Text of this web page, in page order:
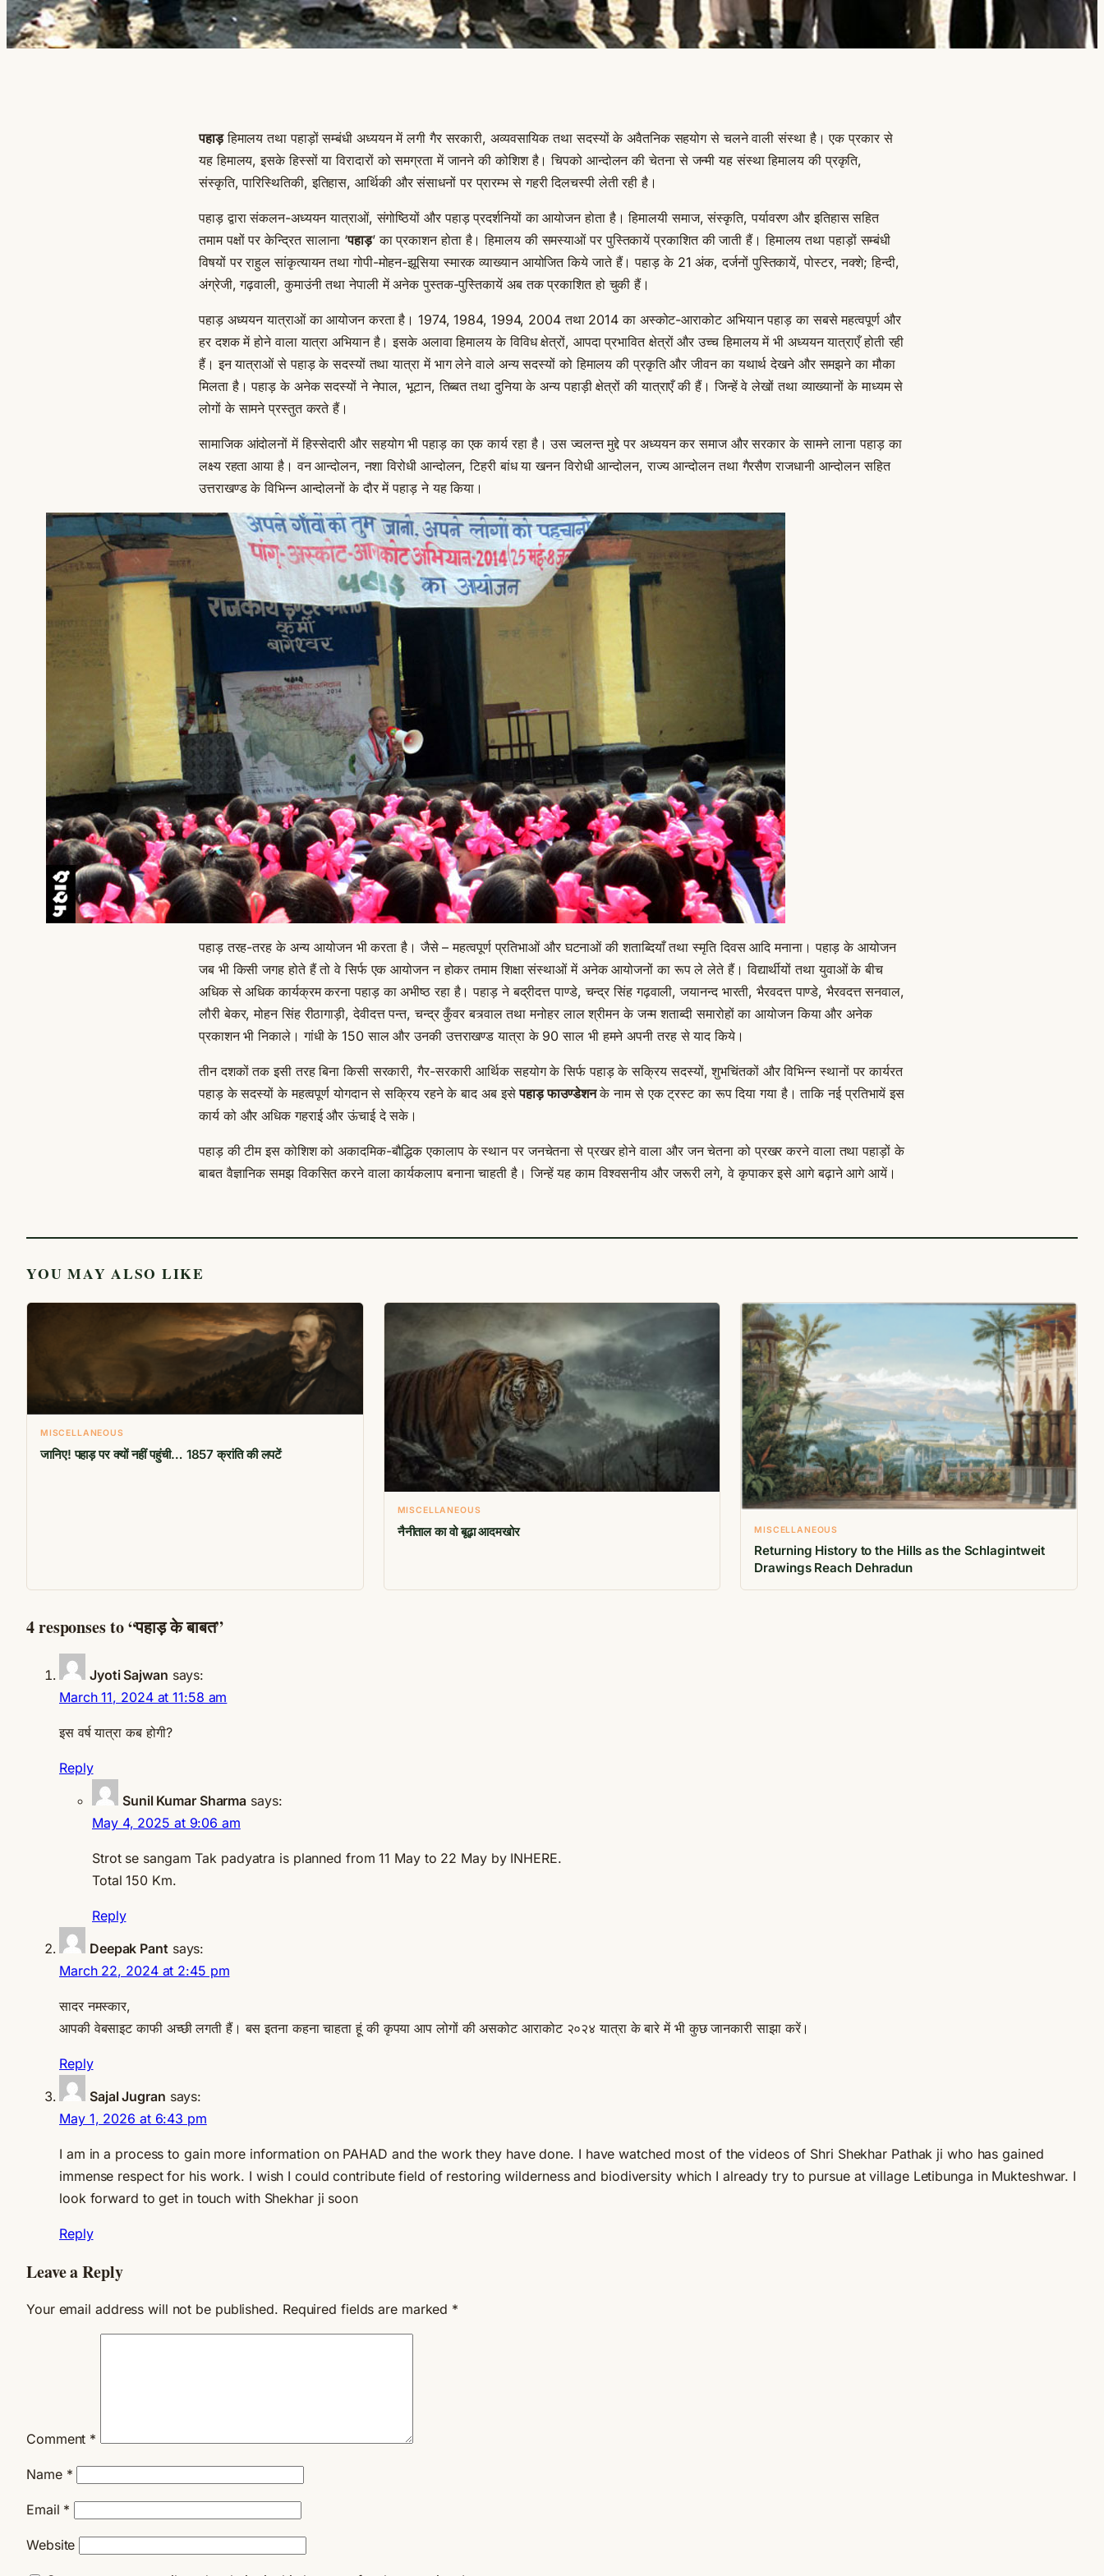
पहाड़हिमालय तथा पहाड़ों सम्बंधी अध्ययन में लगी गैर सरकारी, अव्यवसायिक तथा सदस्यों के अवैतनिक सहयोग से चलने वाली संस्था है। एक प्रकार से
यह हिमालय, इसके हिस्सों या विरादारों को समग्रता में जानने की कोशिश है। चिपको आन्दोलन की चेतना से जन्मी यह संस्था हिमालय की प्रकृति,
संस्कृति, पारिस्थितिकी, इतिहास, आर्थिकी और संसाधनों पर प्रारम्भ से गहरी दिलचस्पी लेती रही है।
पहाड़ द्वारा संकलन-अध्ययन यात्राओं, संगोष्ठियों और पहाड़ प्रदर्शनियों का आयोजन होता है। हिमालयी समाज, संस्कृति, पर्यावरण और इतिहास सहित
तमाम पक्षों पर केन्द्रित सालाना ‘पहाड़’ का प्रकाशन होता है। हिमालय की समस्याओं पर पुस्तिकायें प्रकाशित की जाती हैं। हिमालय तथा पहाड़ों सम्बंधी
विषयों पर राहुल सांकृत्यायन तथा गोपी-मोहन-झूसिया स्मारक व्याख्यान आयोजित किये जाते हैं। पहाड़ के 21 अंक, दर्जनों पुस्तिकायें, पोस्टर, नक्शे; हिन्दी,
अंग्रेजी, गढ़वाली, कुमाउंनी तथा नेपाली में अनेक पुस्तक-पुस्तिकायें अब तक प्रकाशित हो चुकी हैं।
पहाड़ अध्ययन यात्राओं का आयोजन करता है। 1974, 1984, 1994, 2004 तथा 2014 का अस्कोट-आराकोट अभियान पहाड़ का सबसे महत्वपूर्ण और
हर दशक में होने वाला यात्रा अभियान है। इसके अलावा हिमालय के विविध क्षेत्रों, आपदा प्रभावित क्षेत्रों और उच्च हिमालय में भी अध्ययन यात्राएँ होती रही
हैं। इन यात्राओं से पहाड़ के सदस्यों तथा यात्रा में भाग लेने वाले अन्य सदस्यों को हिमालय की प्रकृति और जीवन का यथार्थ देखने और समझने का मौका
मिलता है। पहाड़ के अनेक सदस्यों ने नेपाल, भूटान, तिब्बत तथा दुनिया के अन्य पहाड़ी क्षेत्रों की यात्राएँ की हैं। जिन्हें वे लेखों तथा व्याख्यानों के माध्यम से
लोगों के सामने प्रस्तुत करते हैं।
सामाजिक आंदोलनों में हिस्सेदारी और सहयोग भी पहाड़ का एक कार्य रहा है। उस ज्वलन्त मुद्दे पर अध्ययन कर समाज और सरकार के सामने लाना पहाड़ का
लक्ष्य रहता आया है। वन आन्दोलन, नशा विरोधी आन्दोलन, टिहरी बांध या खनन विरोधी आन्दोलन, राज्य आन्दोलन तथा गैरसैण राजधानी आन्दोलन सहित
उत्तराखण्ड के विभिन्न आन्दोलनों के दौर में पहाड़ ने यह किया।
पहाड़ तरह-तरह के अन्य आयोजन भी करता है। जैसे – महत्वपूर्ण प्रतिभाओं और घटनाओं की शताब्दियाँ तथा स्मृति दिवस आदि मनाना। पहाड़ के आयोजन
जब भी किसी जगह होते हैं तो वे सिर्फ एक आयोजन न होकर तमाम शिक्षा संस्थाओं में अनेक आयोजनों का रूप ले लेते हैं। विद्यार्थीयों तथा युवाओं के बीच
अधिक से अधिक कार्यक्रम करना पहाड़ का अभीष्ठ रहा है। पहाड़ ने बद्रीदत्त पाण्डे, चन्द्र सिंह गढ़वाली, जयानन्द भारती, भैरवदत्त पाण्डे, भैरवदत्त सनवाल,
लौरी बेकर, मोहन सिंह रीठागाड़ी, देवीदत्त पन्त, चन्द्र कुँवर बत्र्वाल तथा मनोहर लाल श्रीमन के जन्म शताब्दी समारोहों का आयोजन किया और अनेक
प्रकाशन भी निकाले। गांधी के 150 साल और उनकी उत्तराखण्ड यात्रा के 90 साल भी हमने अपनी तरह से याद किये।
तीन दशकों तक इसी तरह बिना किसी सरकारी, गैर-सरकारी आर्थिक सहयोग के सिर्फ पहाड़ के सक्रिय सदस्यों, शुभचिंतकों और विभिन्न स्थानों पर कार्यरत
पहाड़ के सदस्यों के महत्वपूर्ण योगदान से सक्रिय रहने के बाद अब इसेपहाड़ फाउण्डेशनके नाम से एक ट्रस्ट का रूप दिया गया है। ताकि नई प्रतिभायें इस
कार्य को और अधिक गहराई और ऊंचाई दे सके।
पहाड़ की टीम इस कोशिश को अकादमिक-बौद्धिक एकालाप के स्थान पर जनचेतना से प्रखर होने वाला और जन चेतना को प्रखर करने वाला तथा पहाड़ों के
बाबत वैज्ञानिक समझ विकसित करने वाला कार्यकलाप बनाना चाहती है। जिन्हें यह काम विश्वसनीय और जरूरी लगे, वे कृपाकर इसे आगे बढ़ाने आगे आयें।
YOU MAY ALSO LIKE
MISCELLANEOUS
जानिए! पहाड़ पर क्यों नहीं पहुंची… 1857 क्रांति की लपटें
MISCELLANEOUS
नैनीताल का वो बूढ़ा आदमखोर MISCELLANEOUS
Returning History to the Hills as the Schlagintweit
Drawings Reach Dehradun
4 responses to “पहाड़ के बाबत”
Jyoti Sajwan says:
March 11, 2024 at 11:58 am
इस वर्ष यात्रा कब होगी?
Reply
Sunil Kumar Sharma says:
May 4, 2025 at 9:06 am
Strot se sangam Tak padyatra is planned from 11 May to 22 May by INHERE.
Total 150 Km.
Reply
Deepak Pant says:
March 22, 2024 at 2:45 pm
सादर नमस्कार,
आपकी वेबसाइट काफी अच्छी लगती हैं। बस इतना कहना चाहता हूं की कृपया आप लोगों की असकोट आराकोट २०२४ यात्रा के बारे में भी कुछ जानकारी साझा करें।
Reply
Sajal Jugran says:
May 1, 2026 at 6:43 pm
I am in a process to gain more information on PAHAD and the work they have done. I have watched most of the videos of Shri Shekhar Pathak ji who has gained
immense respect for his work. I wish I could contribute field of restoring wilderness and biodiversity which I already try to pursue at village Letibunga in Mukteshwar. I
look forward to get in touch with Shekhar ji soon
Reply
Leave a Reply
Your email address will not be published. Required fields are marked *
Comment *
Name *
Email *
Website